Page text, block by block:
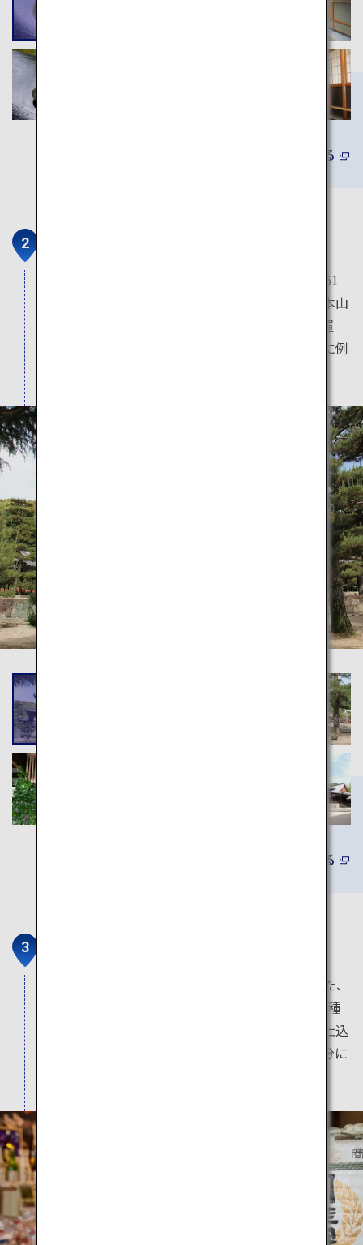
詳しくみる
中国から渡来した僧の隠元（いんげん）が、1661
年に創建した寺院で禅宗の一つである黄檗宗の本山
です。広大な境内の中に東西に並立する伽藍配置
は、明末の中国のお寺の特徴を持ち日本では他に例
詳しくみる
「伏見夢百衆」は、伏見の酒蔵が17蔵も集まった、
日本酒好きにはたまらない日本酒カフェです。5種
類あるきき酒セットのほか、日本酒スイーツや仕込
み水で淹れた珈琲もあり、お酒が苦手な人も十分に